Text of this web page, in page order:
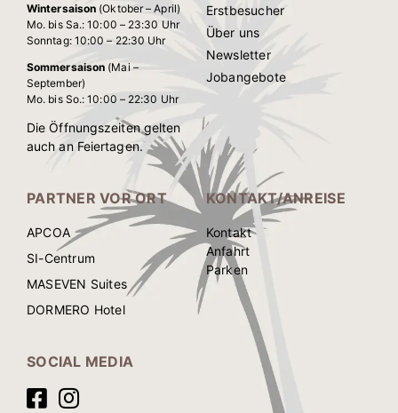
Wintersaison (Oktober – April)
Mo. bis Sa.: 10:00 – 23:30 Uhr
Sonntag: 10:00 – 22:30 Uhr
Sommersaison (Mai –
September)
Mo. bis So.: 10:00 – 22:30 Uhr
Die Öffnungszeiten gelten
auch an Feiertagen.
Erstbesucher
Über uns
Newsletter
Jobangebote
PARTNER VOR ORT
APCOA
SI-Centrum
MASEVEN Suites
DORMERO Hotel
KONTAKT/ANREISE
Kontakt
Anfahrt
Parken
SOCIAL MEDIA